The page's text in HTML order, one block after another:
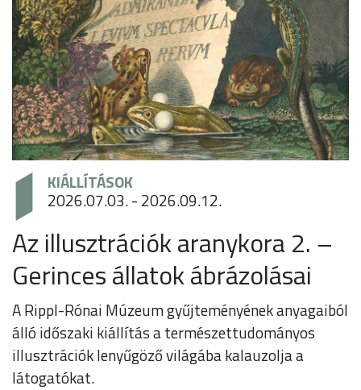
KIÁLLÍTÁSOK
2026.07.03. - 2026.09.12.
Az illusztrációk aranykora 2. –
Gerinces állatok ábrázolásai
A Rippl-Rónai Múzeum gyűjteményének anyagaiból
álló időszaki kiállítás a természettudományos
illusztrációk lenyűgöző világába kalauzolja a
látogatókat.